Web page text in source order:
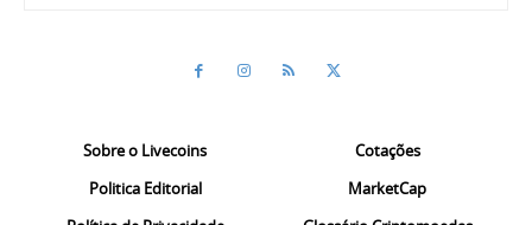
Sobre o Livecoins
Politica Editorial
Cotações
MarketCap